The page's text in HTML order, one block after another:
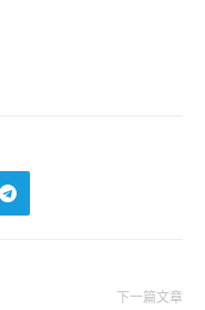
下一篇文章